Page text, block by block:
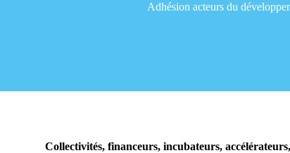
Adhésion acteurs du
Collectivités, financeurs, incubateurs,